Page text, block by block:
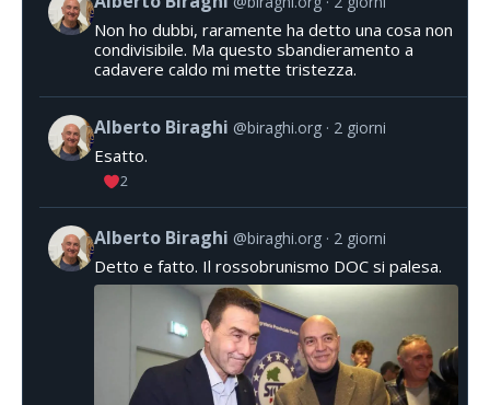
Non ho dubbi, raramente ha detto una cosa non
condivisibile. Ma questo sbandieramento a
cadavere caldo mi mette tristezza.
Alberto Biraghi @biraghi.org 2 giorni
Esatto.
2
Alberto Biraghi @biraghi.org 2 giorni
Detto e fatto. Il rossobrunismo DOC si palesa.